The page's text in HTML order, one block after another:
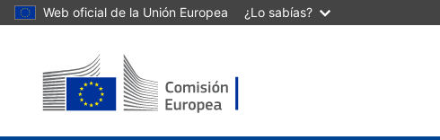
Web oficial de la Unión Europea ¿Lo sabías?